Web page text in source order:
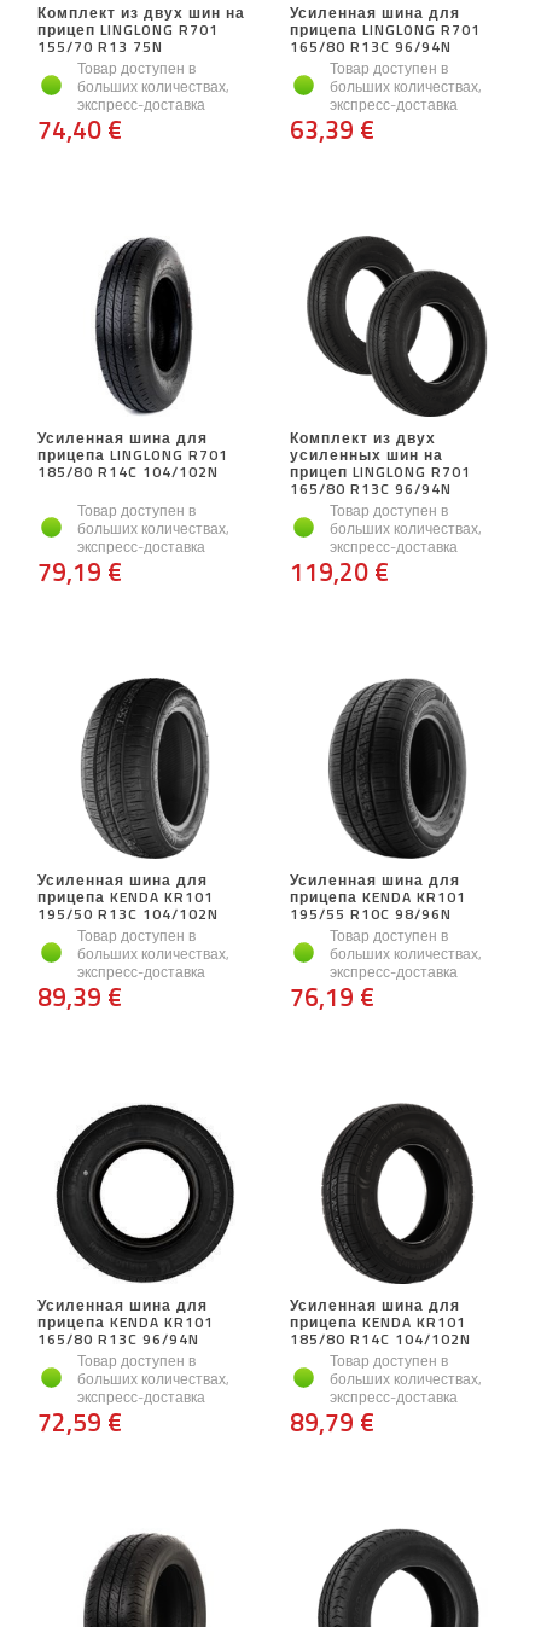
Комплект из двух шин на
прицеп LINGLONG R701
155/70 R13 75N
Товар доступен в
больших количествах,
экспресс-доставка
74,40 €
Усиленная шина для
прицепа LINGLONG R701
165/80 R13C 96/94N
Товар доступен в
больших количествах,
экспресс-доставка
63,39 €
Усиленная шина для
прицепа LINGLONG R701
185/80 R14C 104/102N
Товар доступен в
больших количествах,
экспресс-доставка
79,19 €
Комплект из двух
усиленных шин на
прицеп LINGLONG R701
165/80 R13C 96/94N
Товар доступен в
больших количествах,
экспресс-доставка
119,20 €
Усиленная шина для
прицепа KENDA KR101
195/50 R13C 104/102N
Товар доступен в
больших количествах,
экспресс-доставка
89,39 €
Усиленная шина для
прицепа KENDA KR101
195/55 R10C 98/96N
Товар доступен в
больших количествах,
экспресс-доставка
76,19 €
Усиленная шина для
прицепа KENDA KR101
165/80 R13C 96/94N
Товар доступен в
больших количествах,
экспресс-доставка
72,59 €
Усиленная шина для
прицепа KENDA KR101
185/80 R14C 104/102N
Товар доступен в
больших количествах,
экспресс-доставка
89,79 €